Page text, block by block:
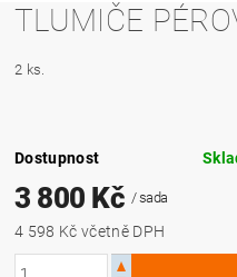
TLUMIČE
2 ks.
Dostupnost
3 800 Kč / sada
4 598 Kč včetně DPH